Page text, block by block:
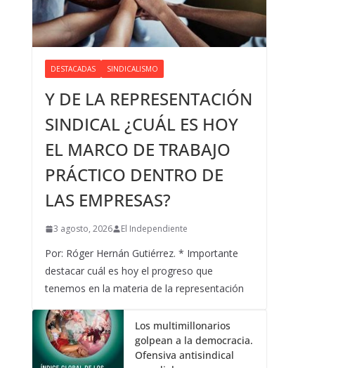
DESTACADAS SINDICALISMO
Y DE LA REPRESENTACIÓN
SINDICAL ¿CUÁL ES HOY
EL MARCO DE TRABAJO
PRÁCTICO DENTRO DE
LAS EMPRESAS?
3 agosto, 2026 El Independiente
Por: Róger Hernán Gutiérrez. * Importante
destacar cuál es hoy el progreso que
tenemos en la materia de la representación
Los multimillonarios
golpean a la democracia.
Ofensiva antisindical